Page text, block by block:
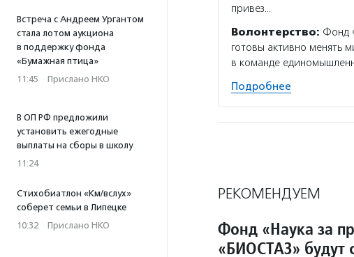
Встреча с Андреем Ургантом
стала лотом аукциона
в поддержку фонда
«Бумажная птица»
11:45 · Прислано НКО
В ОП РФ предложили
установить ежегодные
выплаты на сборы в школу
11:24
Стихобиатлон «Км/вслух»
соберет семьи в Липецке
10:32 · Прислано НКО
привез…
Волонтерство: Фонд
готовы активно менять
в команде
Подробнее
РЕКОМЕНДУЕМ
Фонд «Наука за
«БИОСТАЗ» будут